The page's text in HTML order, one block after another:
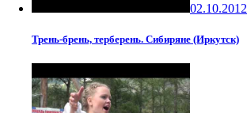
02.10.2012
Трень-брень, терберень. Сибиряне (Иркутск)